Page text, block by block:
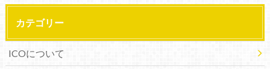
カテゴリー
ICOについて